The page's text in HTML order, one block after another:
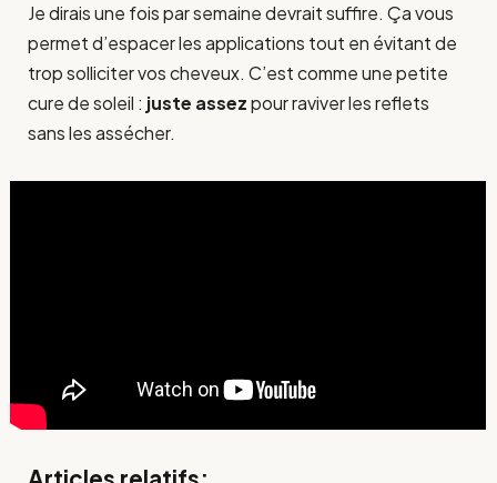
Je dirais une fois par semaine devrait suffire. Ça vous
permet d’espacer les applications tout en évitant de
trop solliciter vos cheveux. C’est comme une petite
cure de soleil : juste assezpour raviver les reflets
sans les assécher.